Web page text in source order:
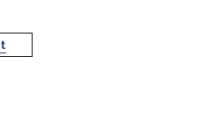
avainta myötäpäivään ja lukon
kolme avainta.